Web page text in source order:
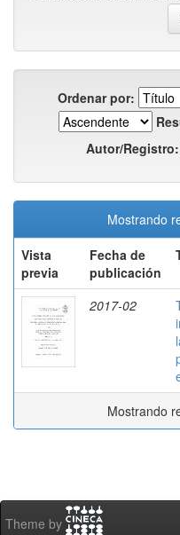
Ordenar por:
Autor/Registro:
Mostrando
Vista
previa
Fecha de
publicación
2017-02
Mostrando
Theme by